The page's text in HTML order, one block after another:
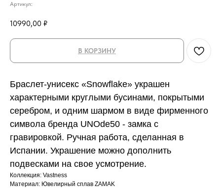
Артикул:
10990,00 ₽
В КОРЗИНУ
Браслет-унисекс «Snowflake» украшен
характерными круглыми бусинами, покрытыми
серебром, и одним шармом в виде фирменного
символа бренда UNOde50 - замка с
гравировкой. Ручная работа, сделанная в
Испании. Украшение можно дополнить
подвесками на свое усмотрение.
Коллекция: Vastness
Материал: Ювелирный сплав ZAMAK